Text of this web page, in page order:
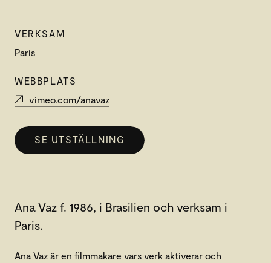
VERKSAM
Paris
WEBBPLATS
vimeo.com/anavaz
SE UTSTÄLLNING
Ana Vaz f. 1986, i Brasilien och verksam i
Paris.
Ana Vaz är en filmmakare vars verk aktiverar och